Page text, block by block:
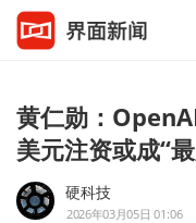
黄仁勋：
美元注资或成“
硬科技
2026年03月05日 01:06